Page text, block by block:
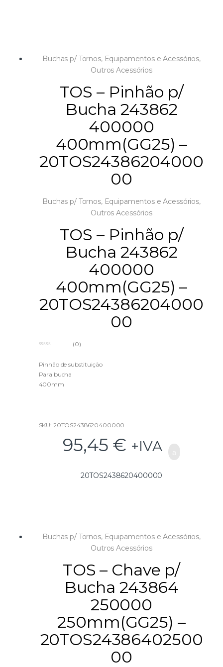
Buchas p/ Tornos, Equipamentos e Acessórios,
Outros Acessórios
TOS – Pinhão p/
Bucha 243862
400000
400mm(GG25) –
20TOS24386204000
00
Buchas p/ Tornos, Equipamentos e Acessórios,
Outros Acessórios
TOS – Pinhão p/
Bucha 243862
400000
400mm(GG25) –
20TOS24386204000
00
u
o
f
5
(0)
Pinhão de substituição
Para bucha
400mm
SKU: 20TOS2438620400000
95,45 € +IVA
20TOS2438620400000
Buchas p/ Tornos, Equipamentos e Acessórios,
Outros Acessórios
TOS – Chave p/
Bucha 243864
250000
250mm(GG25) –
20TOS24386402500
00